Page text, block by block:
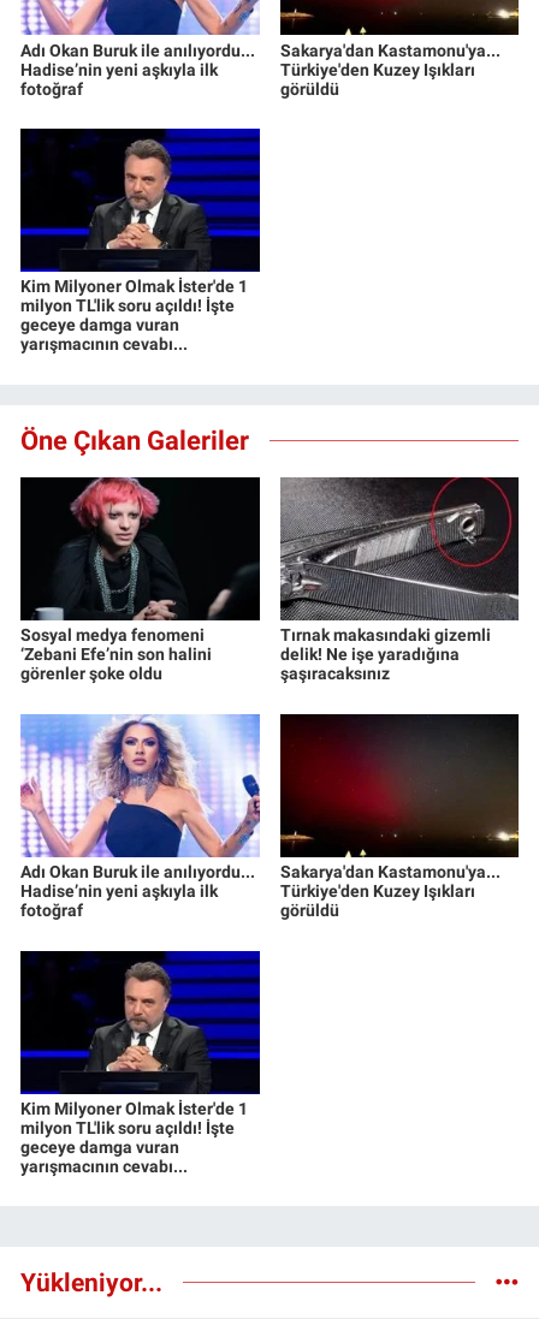
Adı Okan Buruk ile anılıyordu...
Hadise’nin yeni aşkıyla ilk
fotoğraf
Sakarya'dan Kastamonu'ya...
Türkiye'den Kuzey Işıkları
görüldü
Kim Milyoner Olmak İster'de 1
milyon TL'lik soru açıldı! İşte
geceye damga vuran
yarışmacının cevabı...
Öne Çıkan Galeriler
Sosyal medya fenomeni
‘Zebani Efe’nin son halini
görenler şoke oldu
Tırnak makasındaki gizemli
delik! Ne işe yaradığına
şaşıracaksınız
Adı Okan Buruk ile anılıyordu...
Hadise’nin yeni aşkıyla ilk
fotoğraf
Sakarya'dan Kastamonu'ya...
Türkiye'den Kuzey Işıkları
görüldü
Kim Milyoner Olmak İster'de 1
milyon TL'lik soru açıldı! İşte
geceye damga vuran
yarışmacının cevabı...
Yükleniyor...